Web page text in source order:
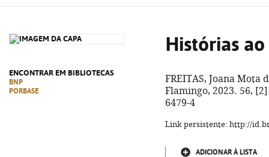
ENCONTRAR EM BIBLIOTECAS
BNP
PORBASE
Histórias
FREITAS, Joana Mota
Flamingo, 2023. 56,
6479-4
Link persistente: http://
ADICIONAR À LISTA